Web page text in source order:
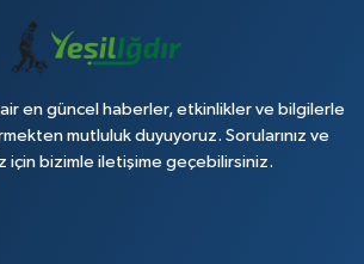
en güncel haberler, etkinlikler ve bilgilerle
mutluluk duyuyoruz. Sorularınız ve
için bizimle iletişime geçebilirsiniz.